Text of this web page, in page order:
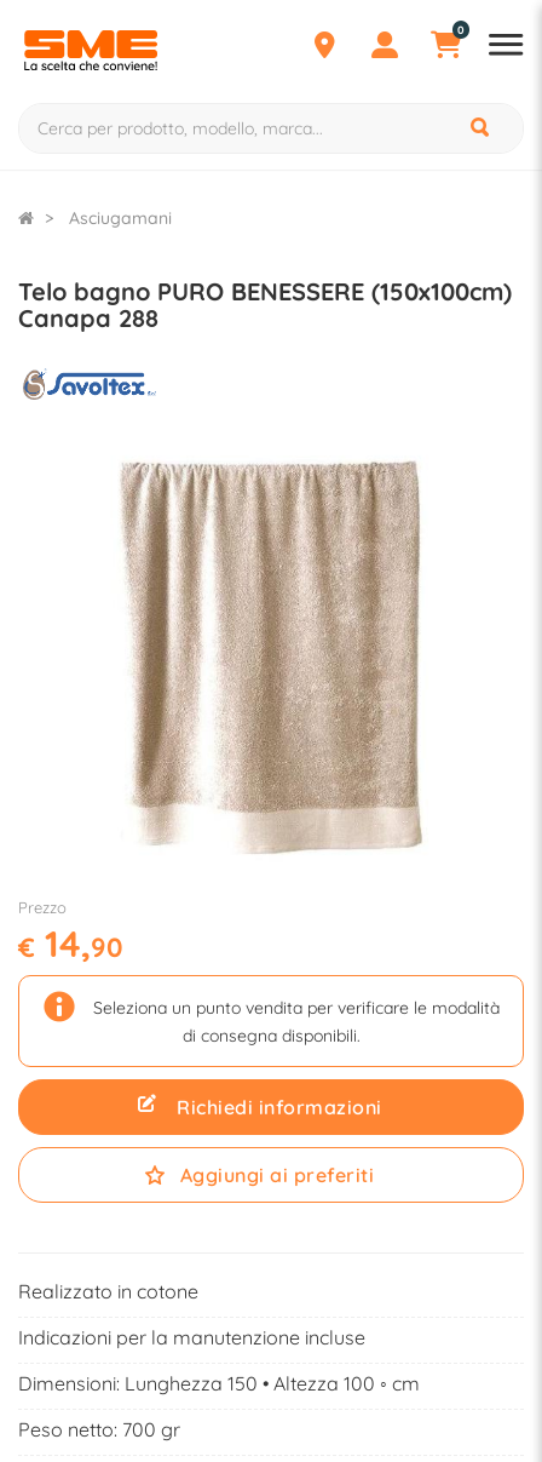
0
Asciugamani
Telo bagno PURO BENESSERE (150x100cm)
Canapa 288
Prezzo
€ 14,90
Seleziona un punto vendita per verificare le modalità
di consegna disponibili.
Richiedi informazioni
Aggiungi ai preferiti
Realizzato in cotone
Indicazioni per la manutenzione incluse
Dimensioni: Lunghezza 150 • Altezza 100 ◦ cm
Peso netto: 700 gr